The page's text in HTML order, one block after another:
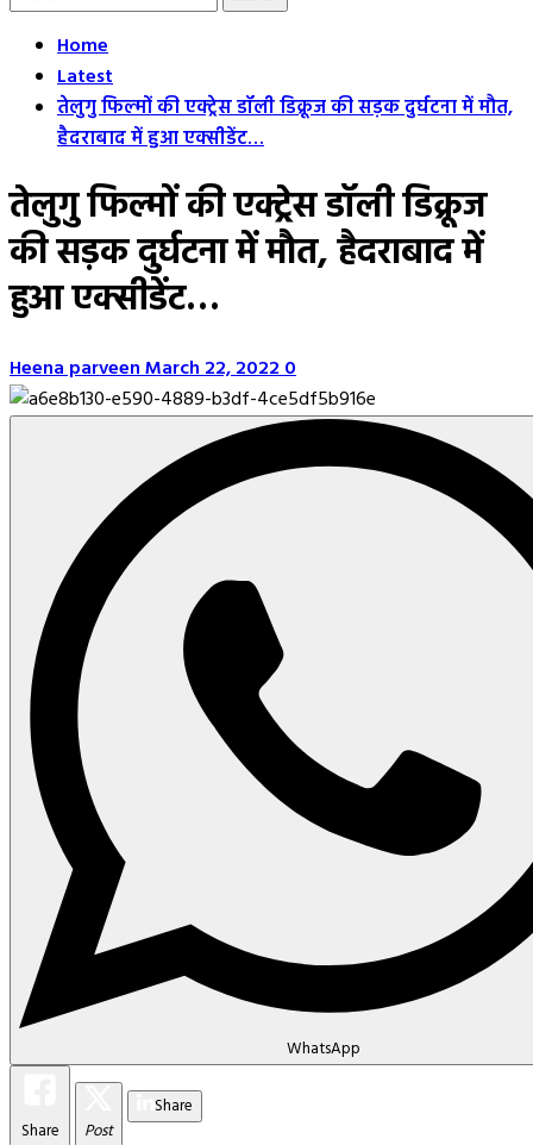
Home
Latest
तेलुगु फिल्‍मों की एक्ट्रेस डॉली डि‍क्रूज की सड़क दुर्घटना में मौत,
हैदराबाद में हुआ एक्सीडेंट…
तेलुगु फिल्‍मों की एक्ट्रेस डॉली डि‍क्रूज
की सड़क दुर्घटना में मौत, हैदराबाद में
हुआ एक्सीडेंट…
Heena parveenMarch 22, 20220
WhatsApp
Share Post
Share